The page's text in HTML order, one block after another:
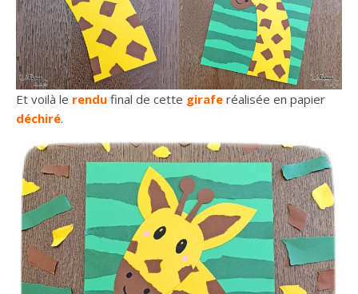
Et voilà le rendu final de cette girafe réalisée en papier
déchiré.